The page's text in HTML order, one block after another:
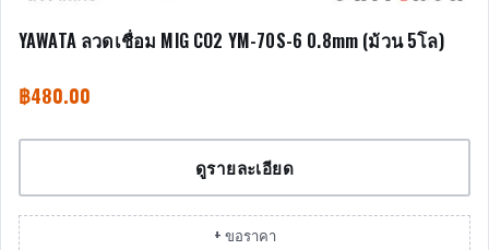
YAWATA ลวดเชื่อม MIG CO2 YM-70S-6 0.8mm (ม้วน 5โล)
฿480.00
ดูรายละเอียด
+ ขอราคา